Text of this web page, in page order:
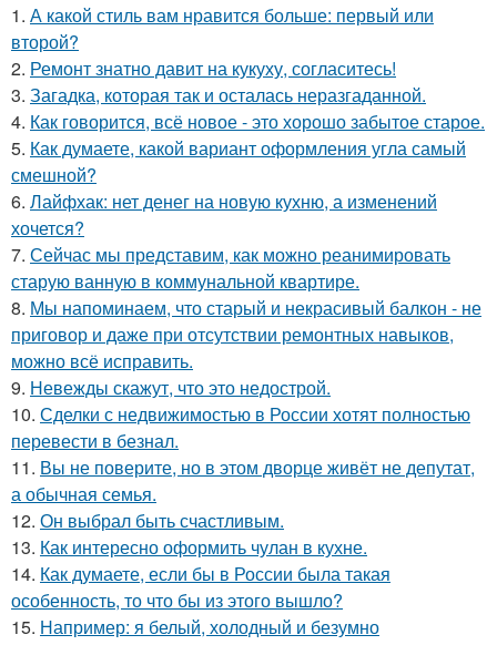
1. А какой стиль вам нравится больше: первый или
второй?
2. Ремонт знатно давит на кукуху, согласитесь!
3. Загадка, которая так и осталась неразгаданной.
4. Как говорится, всё новое - это хорошо забытое старое.
5. Как думаете, какой вариант оформления угла самый
смешной?
6. Лайфхак: нет денег на новую кухню, а изменений
хочется?
7. Сейчас мы представим, как можно реанимировать
старую ванную в коммунальной квартире.
8. Мы напоминаем, что старый и некрасивый балкон - не
приговор и даже при отсутствии ремонтных навыков,
можно всё исправить.
9. Невежды скажут, что это недострой.
10. Сделки с недвижимостью в России хотят полностью
перевести в безнал.
11. Вы не поверите, но в этом дворце живёт не депутат,
а обычная семья.
12. Он выбрал быть счастливым.
13. Как интересно оформить чулан в кухне.
14. Как думаете, если бы в России была такая
особенность, то что бы из этого вышло?
15. Например: я белый, холодный и безумно